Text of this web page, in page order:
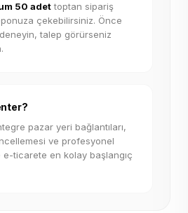
50 adettoptan sipariş
çekebilirsiniz. Önce
talep görürseniz
pazar yeri bağlantıları,
ve profesyonel
e-ticarete en kolay başlangıç